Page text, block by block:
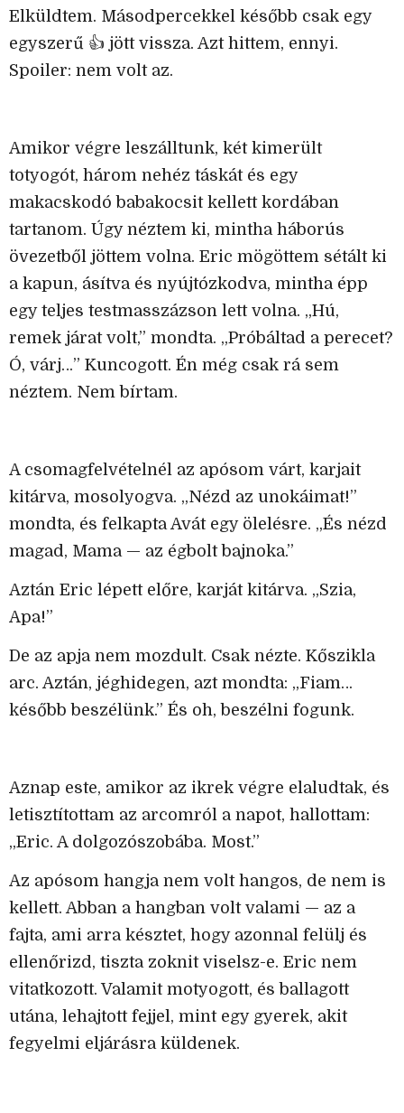
Elküldtem. Másodpercekkel később csak egy
egyszerű 👍 jött vissza. Azt hittem, ennyi.
Spoiler: nem volt az.
Amikor végre leszálltunk, két kimerült
totyogót, három nehéz táskát és egy
makacskodó babakocsit kellett kordában
tartanom. Úgy néztem ki, mintha háborús
övezetből jöttem volna. Eric mögöttem sétált ki
a kapun, ásítva és nyújtózkodva, mintha épp
egy teljes testmasszázson lett volna. „Hú,
remek járat volt,” mondta. „Próbáltad a perecet?
Ó, várj…” Kuncogott. Én még csak rá sem
néztem. Nem bírtam.
A csomagfelvételnél az apósom várt, karjait
kitárva, mosolyogva. „Nézd az unokáimat!”
mondta, és felkapta Avát egy ölelésre. „És nézd
magad, Mama — az égbolt bajnoka.”
Aztán Eric lépett előre, karját kitárva. „Szia,
Apa!”
De az apja nem mozdult. Csak nézte. Kőszikla
arc. Aztán, jéghidegen, azt mondta: „Fiam…
később beszélünk.” És oh, beszélni fogunk.
Aznap este, amikor az ikrek végre elaludtak, és
letisztítottam az arcomról a napot, hallottam:
„Eric. A dolgozószobába. Most.”
Az apósom hangja nem volt hangos, de nem is
kellett. Abban a hangban volt valami — az a
fajta, ami arra késztet, hogy azonnal felülj és
ellenőrizd, tiszta zoknit viselsz-e. Eric nem
vitatkozott. Valamit motyogott, és ballagott
utána, lehajtott fejjel, mint egy gyerek, akit
fegyelmi eljárásra küldenek.